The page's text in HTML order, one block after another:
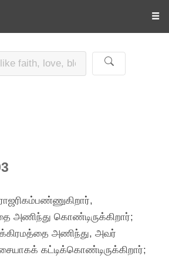
☰
அணிந்து கொண்டிருக்கிறார்;
அணிந்து, அவர்
கட்டிக்கொண்டிருக்கிறார்;